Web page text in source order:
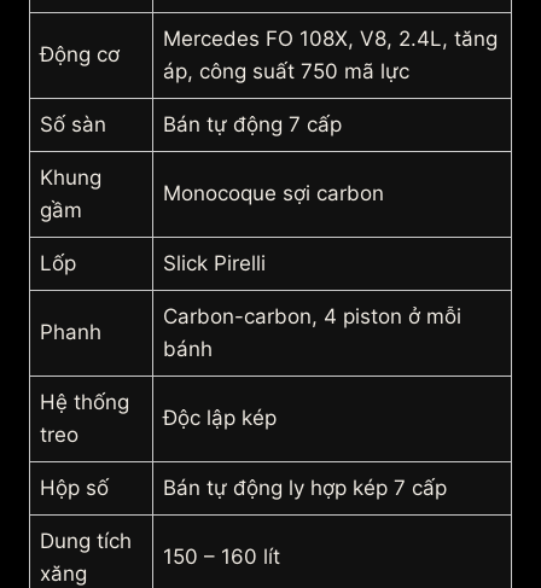
Động cơ
Mercedes FO 108X, V8, 2.4L, tăng
áp, công suất 750 mã lực
Số sàn Bán tự động 7 cấp
Khung
gầm
Monocoque sợi carbon
Lốp Slick Pirelli
Phanh
Carbon-carbon, 4 piston ở mỗi
bánh
Hệ thống
treo
Độc lập kép
Hộp số Bán tự động ly hợp kép 7 cấp
Dung tích
xăng
150 – 160 lít